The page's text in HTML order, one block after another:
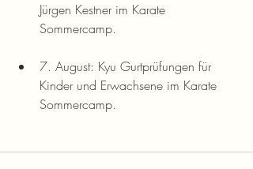
Jürgen Kestner im Karate
Sommercamp.
7. August: Kyu Gurtprüfungen für
Kinder und Erwachsene im Karate
Sommercamp.